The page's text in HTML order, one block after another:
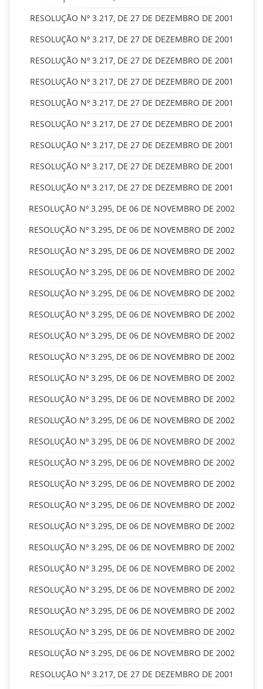
RESOLUÇÃO Nº 3.217, DE 27 DE DEZEMBRO DE 2001
RESOLUÇÃO Nº 3.217, DE 27 DE DEZEMBRO DE 2001
RESOLUÇÃO Nº 3.217, DE 27 DE DEZEMBRO DE 2001
RESOLUÇÃO Nº 3.217, DE 27 DE DEZEMBRO DE 2001
RESOLUÇÃO Nº 3.217, DE 27 DE DEZEMBRO DE 2001
RESOLUÇÃO Nº 3.217, DE 27 DE DEZEMBRO DE 2001
RESOLUÇÃO Nº 3.217, DE 27 DE DEZEMBRO DE 2001
RESOLUÇÃO Nº 3.217, DE 27 DE DEZEMBRO DE 2001
RESOLUÇÃO Nº 3.217, DE 27 DE DEZEMBRO DE 2001
RESOLUÇÃO Nº 3.295, DE 06 DE NOVEMBRO DE 2002
RESOLUÇÃO Nº 3.295, DE 06 DE NOVEMBRO DE 2002
RESOLUÇÃO Nº 3.295, DE 06 DE NOVEMBRO DE 2002
RESOLUÇÃO Nº 3.295, DE 06 DE NOVEMBRO DE 2002
RESOLUÇÃO Nº 3.295, DE 06 DE NOVEMBRO DE 2002
RESOLUÇÃO Nº 3.295, DE 06 DE NOVEMBRO DE 2002
RESOLUÇÃO Nº 3.295, DE 06 DE NOVEMBRO DE 2002
RESOLUÇÃO Nº 3.295, DE 06 DE NOVEMBRO DE 2002
RESOLUÇÃO Nº 3.295, DE 06 DE NOVEMBRO DE 2002
RESOLUÇÃO Nº 3.295, DE 06 DE NOVEMBRO DE 2002
RESOLUÇÃO Nº 3.295, DE 06 DE NOVEMBRO DE 2002
RESOLUÇÃO Nº 3.295, DE 06 DE NOVEMBRO DE 2002
RESOLUÇÃO Nº 3.295, DE 06 DE NOVEMBRO DE 2002
RESOLUÇÃO Nº 3.295, DE 06 DE NOVEMBRO DE 2002
RESOLUÇÃO Nº 3.295, DE 06 DE NOVEMBRO DE 2002
RESOLUÇÃO Nº 3.295, DE 06 DE NOVEMBRO DE 2002
RESOLUÇÃO Nº 3.295, DE 06 DE NOVEMBRO DE 2002
RESOLUÇÃO Nº 3.295, DE 06 DE NOVEMBRO DE 2002
RESOLUÇÃO Nº 3.295, DE 06 DE NOVEMBRO DE 2002
RESOLUÇÃO Nº 3.295, DE 06 DE NOVEMBRO DE 2002
RESOLUÇÃO Nº 3.295, DE 06 DE NOVEMBRO DE 2002
RESOLUÇÃO Nº 3.295, DE 06 DE NOVEMBRO DE 2002
RESOLUÇÃO Nº 3.217, DE 27 DE DEZEMBRO DE 2001